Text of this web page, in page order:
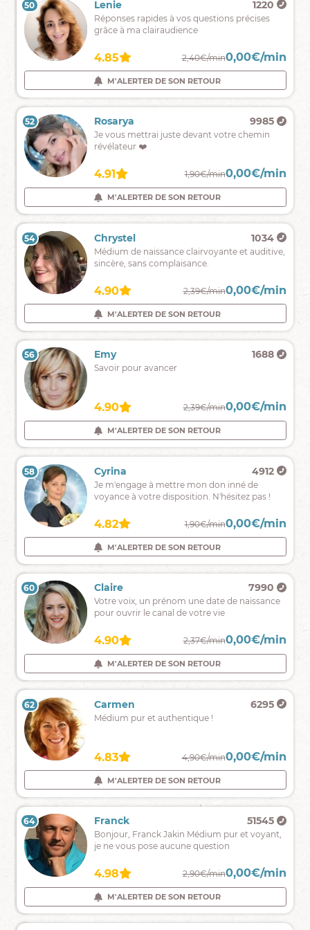
et
directe.
49 Alvin
3797
Médium
Pur-
interpréte
de
rêve
le
Guide
vous
avez
besoin.
4.88 0,00€/min
M'ALERTER DE SON RETOUR
50 Lenie 1220
Réponses rapides à vos questions précises
grâce à ma clairaudience
4.85 2,40€/min0,00€/min
M'ALERTER DE SON RETOUR
51 Gabrielle
20744
rdv
13h30-
18h
est
la
clef,
force
destin.
5.00 0,00€/min
M'ALERTER DE SON RETOUR
52 Rosarya 9985
Je vous mettrai juste devant votre chemin
révélateur ❤️
4.91 1,90€/min0,00€/min
M'ALERTER DE SON RETOUR
53 Monika
1126
Voyance
claire
sans
attente
pour
vous
guider.
4.30 1,99€/min 0,00€/min
M'ALERTER DE SON RETOUR
54 Chrystel 1034
Médium de naissance clairvoyante et auditive,
sincère, sans complaisance.
4.90 2,39€/min0,00€/min
M'ALERTER DE SON RETOUR
55 Melyna
6713
Medium,
spécialisée
le
sentimental
;)
4.97 2,59€/min 0,00€/min
M'ALERTER DE SON RETOUR
56 Emy 1688
Savoir pour avancer
4.90 2,39€/min0,00€/min
M'ALERTER DE SON RETOUR
57 Mateo
3926
✨Médium
Spirit,
vous
guiderai
dans
votre
chemin
vie.
4.99 2,69€/min 0,00€/min
M'ALERTER DE SON RETOUR
58 Cyrina 4912
Je m'engage à mettre mon don inné de
voyance à votre disposition. N'hésitez pas !
4.82 1,90€/min0,00€/min
M'ALERTER DE SON RETOUR
59 Eva
13591
Je
suis
votre
écoute
pour
vous
révéler
chemin
de
4.88 0,00€/min
M'ALERTER DE SON RETOUR
60 Claire 7990
Votre voix, un prénom une date de naissance
pour ouvrir le canal de votre vie
4.90 2,37€/min0,00€/min
M'ALERTER DE SON RETOUR
61 Lorenzo
2876
Clarté,
réponse
sans
complaisance
.
Bien
dans
mon
univers.
4.84 0,00€/min
M'ALERTER DE SON RETOUR
62 Carmen 6295
Médium pur et authentique !
4.83 4,90€/min0,00€/min
M'ALERTER DE SON RETOUR
63 Sophy
3851
⭐Medium
Pur.
5.00 2,59€/min 0,00€/min
M'ALERTER DE SON RETOUR
64 Franck 51545
Bonjour, Franck Jakin Médium pur et voyant,
je ne vous pose aucune question
4.98 2,90€/min0,00€/min
M'ALERTER DE SON RETOUR